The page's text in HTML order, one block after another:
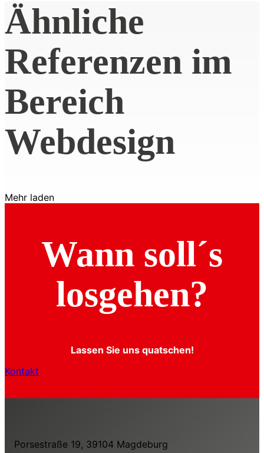
Ähnliche
Referenzen im
Bereich
Webdesign
Mehr laden
Wann soll´s
losgehen?
Lassen Sie uns quatschen!
Kontakt
Porsestraße 19, 39104 Magdeburg